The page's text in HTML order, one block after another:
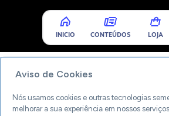
INICIO CONTEÚDOS LOJA
Aviso de Cookies
Nós usamos cookies e outras tecnologias
melhorar a sua experiência em nossos